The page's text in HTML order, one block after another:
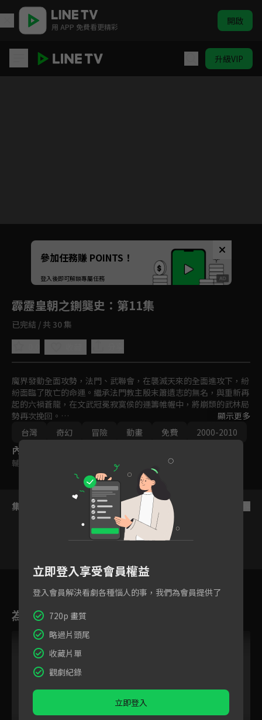
用 APP 免費看更精彩 開啟
升級VIP
Unmute
如有不便請見諒
參加任務賺 POINTS！
登入後即可解鎖專屬任務
霹靂皇朝之鍘龑史 ：第11集
已完結 / 共 30 集
魔界發動全面攻勢，法門、武聯會，在襲滅天來的全面進攻下，紛
紛面臨了敗亡的命運。繼承法門教主殷末簫遺志的無名，與重新再
起的六禍蒼龍，在文武冠冕寂寞侯的運籌帷幄中，將崩頹的武林局
勢再次挽回。
無奈天下太平，天下止爭的做法卻掀起武林新風暴。伴隨著六禍蒼
龍暴政將起，一代神人素還真重出武林，準備推翻六禍王朝，與一
代智星寂寞侯正面對抗。兩名頂尖智者的對決，究竟在這場雙方運
籌帷幄的棋局中，會寫下怎樣的歷史？
顯示更多
台灣
奇幻 冒險 動畫 免費 2000-2010
內容標籤
輔導十二歲級
集數列表
9 10 11
為您推薦
立即登入享受會員權益
登入會員解決看劇各種惱人的事，我們為會員提供了
720p 畫質
略過片頭尾
收藏片單
觀劇紀錄
立即登入